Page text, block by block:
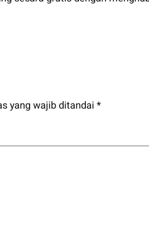
yang wajib ditandai*